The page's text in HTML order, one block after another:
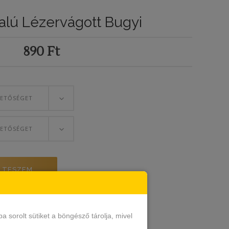
Lézervágott Bugyi
890 Ft
TESZEM
sorolt sütiket a böngésző tárolja, mivel